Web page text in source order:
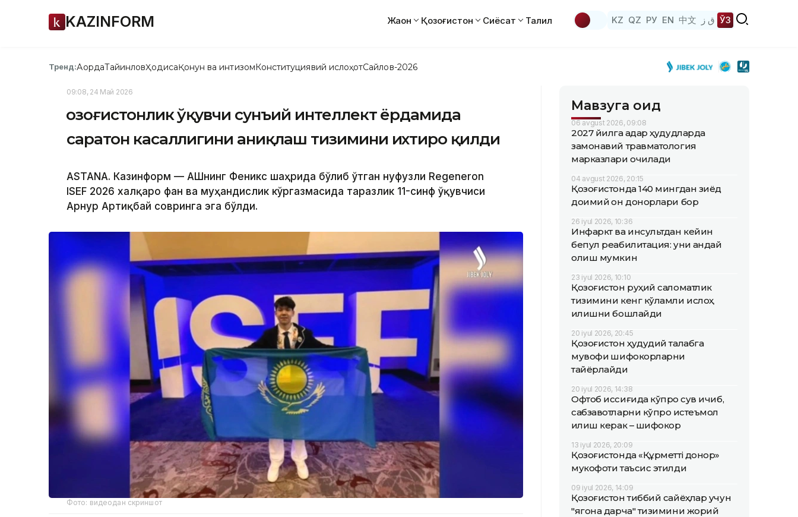
KAZINFORM Жаҳон Қозоғистон Сиёсат Таҳлил KZ QZ РУ EN 中文 ق ز ЎЗ
Тренд:АқордаТайинловҲодисаҚонун ва интизомКонституциявий ислоҳотСайлов-2026
09:08, 24 Май 2026
Қозоғистонлик ўқувчи сунъий интеллект ёрдамида
саратон касаллигини аниқлаш тизимини ихтиро қилди
ASTANА. Казинформ — АҚШнинг Феникс шаҳрида бўлиб ўтган нуфузли Regeneron
ISEF 2026 халқаро фан ва муҳандислик кўргазмасида таразлик 11-синф ўқувчиси
Арнур Артиқбай совринга эга бўлди.
Фото: видеодан скриншот
Мавзуга оид
06 avgust 2026, 09:08
2027 йилга қадар ҳудудларда
замонавий травматология
марказлари очилади
04 avgust 2026, 20:15
Қозоғистонда 140 мингдан зиёд
доимий қон донорлари бор
26 iyul 2026, 10:36
Инфаркт ва инсультдан кейин
бепул реабилитация: уни қандай
олиш мумкин
23 iyul 2026, 10:10
Қозоғистон руҳий саломатлик
тизимини кенг кўламли ислоҳ
қилишни бошлайди
20 iyul 2026, 20:45
Қозоғистон ҳудудий талабга
мувофиқ шифокорларни
тайёрлайди
20 iyul 2026, 14:38
Офтоб иссиғида кўпроқ сув ичиб,
сабзавотларни кўпроқ истеъмол
қилиш керак – шифокор
13 iyul 2026, 20:09
Қозоғистонда «Құрметті донор»
мукофоти таъсис этилди
09 iyul 2026, 14:09
Қозоғистон тиббий сайёҳлар учун
"ягона дарча" тизимини жорий